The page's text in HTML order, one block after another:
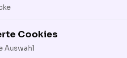
höheren
führen. Was
über die
Cookies
Auswahl